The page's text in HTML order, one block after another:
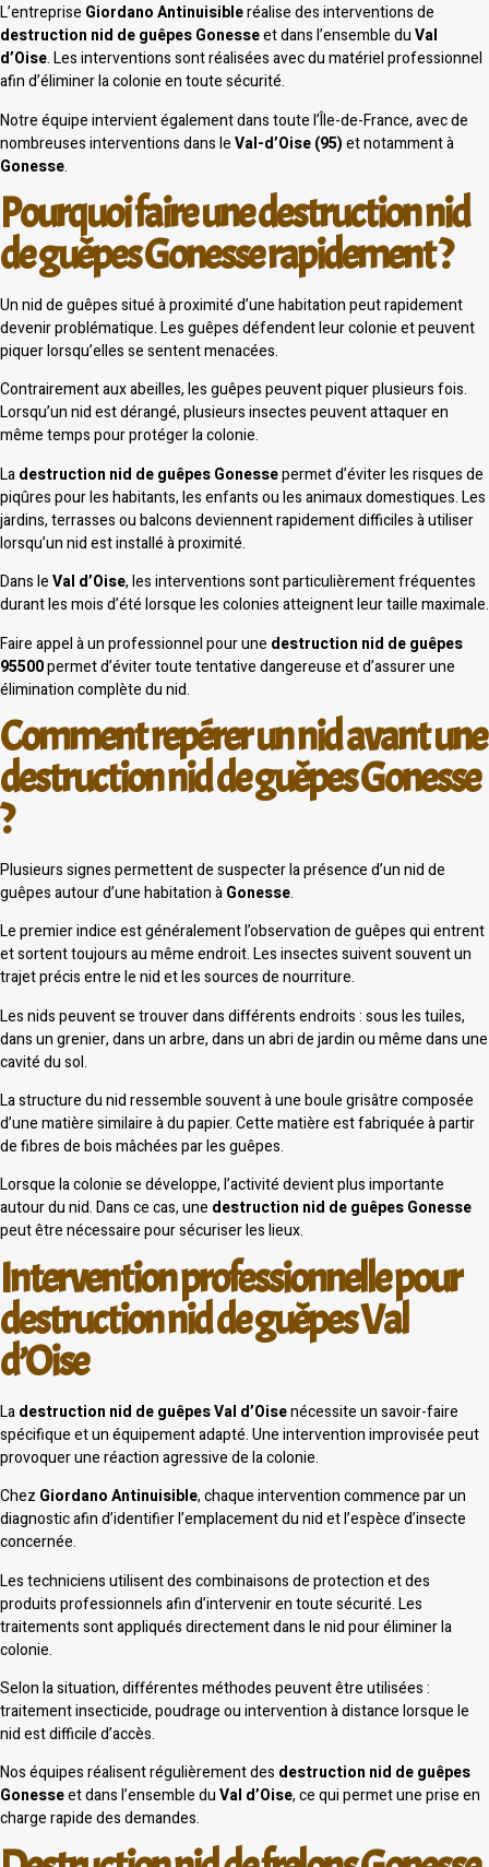
L’entreprise Giordano Antinuisibleréalise des interventions de
destruction nid de guêpes Gonesseet dans l’ensemble duVal
d’Oise. Les interventions sont réalisées avec du matériel professionnel
afin d’éliminer la colonie en toute sécurité.
Notre équipe intervient également dans toute l’Île-de-France, avec de
nombreuses interventions dans leVal-d’Oise (95)et notamment à
Gonesse.
Pourquoi faire une destruction nid
de guêpes Gonesse rapidement ?
Un nid de guêpes situé à proximité d’une habitation peut rapidement
devenir problématique. Les guêpes défendent leur colonie et peuvent
piquer lorsqu’elles se sentent menacées.
Contrairement aux abeilles, les guêpes peuvent piquer plusieurs fois.
Lorsqu’un nid est dérangé, plusieurs insectes peuvent attaquer en
même temps pour protéger la colonie.
Ladestruction nid de guêpes Gonessepermet d’éviter les risques de
piqûres pour les habitants, les enfants ou les animaux domestiques. Les
jardins, terrasses ou balcons deviennent rapidement difficiles à utiliser
lorsqu’un nid est installé à proximité.
Dans leVal d’Oise, les interventions sont particulièrement fréquentes
durant les mois d’été lorsque les colonies atteignent leur taille maximale.
Faire appel à un professionnel pour une destruction nid de guêpes
95500permet d’éviter toute tentative dangereuse et d’assurer une
élimination complète du nid.
Comment repérer un nid avant une
destruction nid de guêpes Gonesse
?
Plusieurs signes permettent de suspecter la présence d’un nid de
guêpes autour d’une habitation àGonesse.
Le premier indice est généralement l’observation de guêpes qui entrent
et sortent toujours au même endroit. Les insectes suivent souvent un
trajet précis entre le nid et les sources de nourriture.
Les nids peuvent se trouver dans différents endroits : sous les tuiles,
dans un grenier, dans un arbre, dans un abri de jardin ou même dans une
cavité du sol.
La structure du nid ressemble souvent à une boule grisâtre composée
d’une matière similaire à du papier. Cette matière est fabriquée à partir
de fibres de bois mâchées par les guêpes.
Lorsque la colonie se développe, l’activité devient plus importante
autour du nid. Dans ce cas, une destruction nid de guêpes Gonesse
peut être nécessaire pour sécuriser les lieux.
Intervention professionnelle pour
destruction nid de guêpes Val
d’Oise
Ladestruction nid de guêpes Val d’Oisenécessite un savoir-faire
spécifique et un équipement adapté. Une intervention improvisée peut
provoquer une réaction agressive de la colonie.
Chez Giordano Antinuisible, chaque intervention commence par un
diagnostic afin d’identifier l’emplacement du nid et l’espèce d’insecte
concernée.
Les techniciens utilisent des combinaisons de protection et des
produits professionnels afin d’intervenir en toute sécurité. Les
traitements sont appliqués directement dans le nid pour éliminer la
colonie.
Selon la situation, différentes méthodes peuvent être utilisées :
traitement insecticide, poudrage ou intervention à distance lorsque le
nid est difficile d’accès.
Nos équipes réalisent régulièrement des destruction nid de guêpes
Gonesseet dans l’ensemble duVal d’Oise, ce qui permet une prise en
charge rapide des demandes.